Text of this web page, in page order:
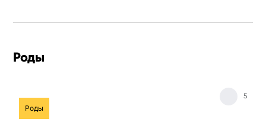
Роды
Роды
5